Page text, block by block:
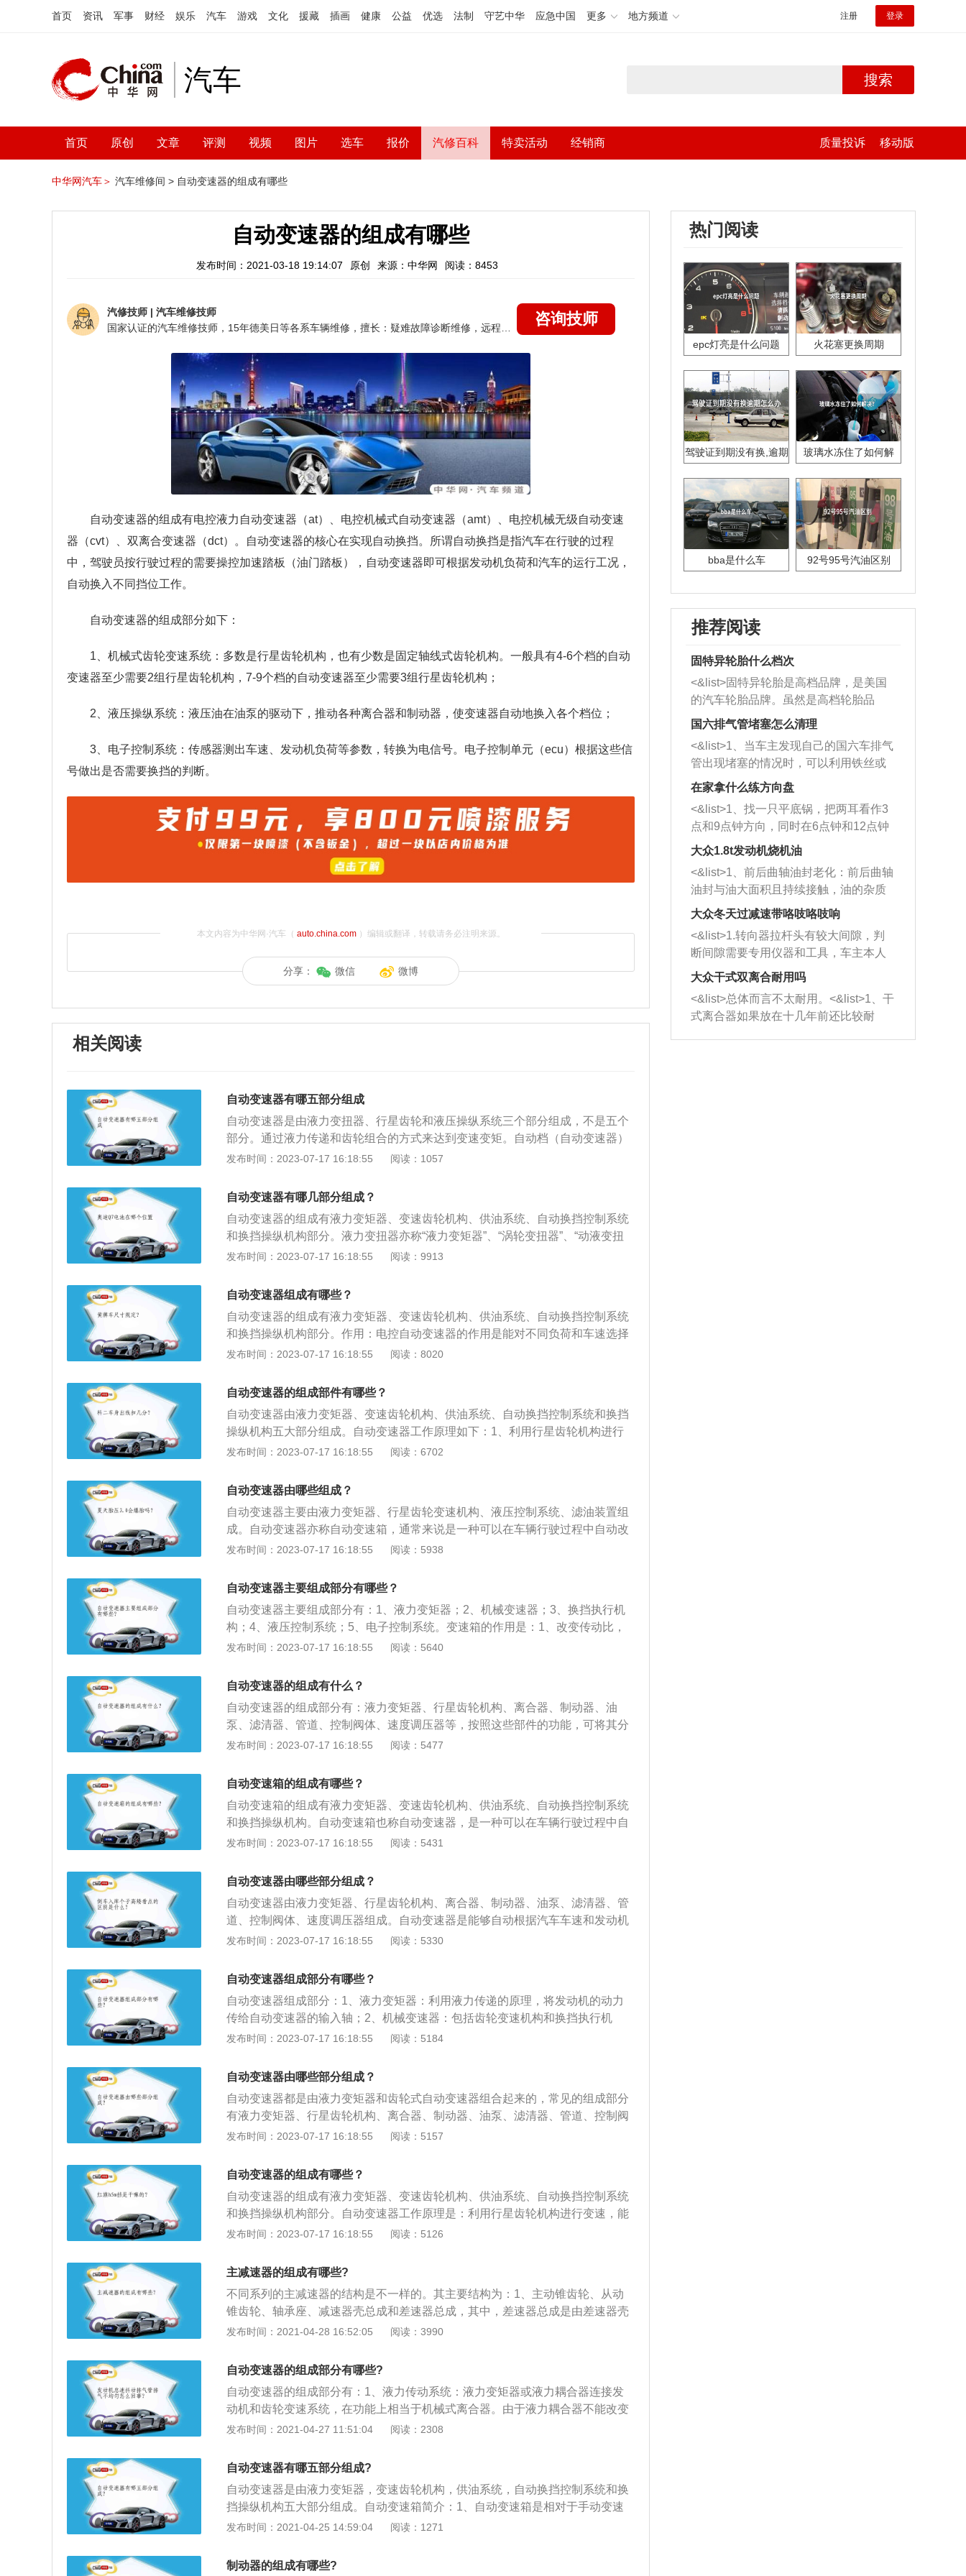
首页 资讯 军事 财经 娱乐 汽车 游戏 文化 援藏 插画 健康 公益 优选 法制 守艺中华 应急中国 更多 地方频道 注册 登录
汽车 搜索
首页 原创 文章 评测 视频 图片 选车 报价 汽修百科 特卖活动 经销商 质量投诉 移动版
中华网汽车＞ 汽车维修间 > 自动变速器的组成有哪些
自动变速器的组成有哪些
发布时间：2021-03-18 19:14:07 原创 来源：中华网 阅读：8453
汽修技师 | 汽车维修技师
咨询技师
自动变速器的组成有电控液力自动变速器（at）、电控机械式自动变速器（amt）、电控机械无级自动变速
器（cvt）、双离合变速器（dct）。自动变速器的核心在实现自动换挡。所谓自动换挡是指汽车在行驶的过程
中，驾驶员按行驶过程的需要操控加速踏板（油门踏板），自动变速器即可根据发动机负荷和汽车的运行工况，
自动换入不同挡位工作。
自动变速器的组成部分如下：
1、机械式齿轮变速系统：多数是行星齿轮机构，也有少数是固定轴线式齿轮机构。一般具有4-6个档的自动
变速器至少需要2组行星齿轮机构，7-9个档的自动变速器至少需要3组行星齿轮机构；
2、液压操纵系统：液压油在油泵的驱动下，推动各种离合器和制动器，使变速器自动地换入各个档位；
3、电子控制系统：传感器测出车速、发动机负荷等参数，转换为电信号。电子控制单元（ecu）根据这些信
号做出是否需要换挡的判断。
本文内容为中华网·汽车（ auto.china.com）编辑或翻译，转载请务必注明来源。
分享： 微信 微博
相关阅读
自动变速器有哪五部分组成
自动变速器是由液力变扭器、行星齿轮和液压操纵系统三个部分组成，不是五个
部分。通过液力传递和齿轮组合的方式来达到变速变矩。自动档（自动变速器）
的汽车，能根据路面状况自动变速变矩，驾驶者可以全神贯地注视路面交通而不
是否正常。自动变速箱油的检查方法与发动机机油不一样，发动机机油在冷车状
态下检查、而变速箱油是需要将油预热到50℃左右，再将挡位杆在各挡位停留2
秒钟后置于停车挡，此时油尺正常油面应位于最高与最低线之间，如不够，应及
时添加相同品质的油品。2.掌握好更换自动变速箱油的周期。自动变速箱内部控
制机构非常精密，配合间隙小，所以大部分厂家建议自动变速箱换油周期一般为
左右，因此对油品的质量要求很高，还必须保持清洁。其次，变速箱油使用时间
长了以后会产生油垢，有可能会形成油泥，会加大各摩擦片和各部件的磨损，而
且还影响系统油压，使动力传递受到影响。脏油中的油泥会使各阀体中阀体的移
油。目前较好的换油方法是动态换油，采用专用的变速箱清洗设备，在变速箱运
高达90以上，保证良好的换油效果。4.自动变速箱润滑油的更换。需要深化保养
设备对旧的自动变速箱润滑油液和其它杂物完全清除，因为49%的自动变速箱润
滑油不可能通过利用大气压力排放出自动变速箱，残余的油液会与油泥、杂质等
聚集在阀体、液压变扭器和冷却管路中，如果不处理干净就会造成系统内部油路
发布时间：2023-07-17 16:18:55 阅读：1057
自动变速器有哪几部分组成？
自动变速器的组成有液力变矩器、变速齿轮机构、供油系统、自动换挡控制系统
和换挡操纵机构部分。液力变扭器亦称“液力变矩器”、“涡轮变扭器”、“动液变扭
器”。液力传动部件的一种。由泵轮、涡轮和导向轮组成。泵轮同主动轴相连，能
之用。涡轮和从动轴相连，能把液体的动能和压头所含的能量由从动轴输出。变
统由各分支供油系统、油泵及辅助装置、压力调节装置等部分组成；自动换挡控
制系统能根据发动机的负荷（节气门开度）和汽车的行驶速度，按照设定的换挡
规律，自动地接通或切断某些换挡离合器和制动器的供油油路，使离合器结合或
挡操纵机构包括手动选择阀的操纵机构和节气门阀的操纵机构等。驾驶员通过自
动变速器的操纵手柄改变阀板内的手动阀位置，控制系统根据手动阀的位置及节
气门开度、车速、控制开关的状态等因素。
发布时间：2023-07-17 16:18:55 阅读：9913
自动变速器组成有哪些？
自动变速器的组成有液力变矩器、变速齿轮机构、供油系统、自动换挡控制系统
和换挡操纵机构部分。作用：电控自动变速器的作用是能对不同负荷和车速选择
合适速比，使发动机工作在相应合适转速。所有换挡由变速器自行完成，驾驶员
构进行变速，能根据油门踏板程度和车速变化，自动地进行变速。自动变速器常
见的型式有：液力自动变速器、机械无级自动变速器、电控机械自动变速器和双
离合器自动变速器，其特点是操作容易、驾驶舒适、能减少驾驶者疲劳。液力自
动变速器是通过液力传动和行星齿轮组合的方式来实现自动变速。
发布时间：2023-07-17 16:18:55 阅读：8020
自动变速器的组成部件有哪些？
自动变速器由液力变矩器、变速齿轮机构、供油系统、自动换挡控制系统和换挡
操纵机构五大部分组成。自动变速器工作原理如下：1、利用行星齿轮机构进行
变速。2、能根据油门踏板程度和车速变化，自动地进行变速。自动变速器的优
能缓冲接合冲击，减轻传动系统负担，有利于延长有关零部件的使用寿命。2、
加，防止大的振动，减少车轮的打滑，使起步容易且更加平稳，提高汽车的通过
性。
发布时间：2023-07-17 16:18:55 阅读：6702
自动变速器由哪些组成？
自动变速器主要由液力变矩器、行星齿轮变速机构、液压控制系统、滤油装置组
成。自动变速器亦称自动变速箱，通常来说是一种可以在车辆行驶过程中自动改
变齿轮传动比的汽车变速器，从而使驾驶员不必手动换档，也用于大型设备铁路
是液力传动的形式之一。液力变矩器，它有一个密闭工作腔，液体在腔内循环流
动，其中泵轮、涡轮和导轮分别与输入轴、输出轴和壳体相连。行星齿轮变速
器：行星齿轮机构由太阳轮、行星轮、行星架、齿圈组成。液压控制系统：液压
控制系统是以电机提供动力为基础，使用液压泵将机械能转化为压力，推动液压
油。通过控制各种阀门改变液压油的流向，从而推动液压缸做出不同行程、不同
心、压力、真空蒸馏、传质等技术方法除去不纯净油中机械杂质、氧化副产物和
水分的过滤装置。滤油机主要用于提高机械及电器用油的清洁度，使其发挥最佳
性能并延长设备的使用寿命。自动变速器的保养和维修：要经常检查自动变速箱
每行驶5万公里，将设备和汽车的电源连接，使用配套的接头将设备和变速器冷
车，逐一更换自动变速器的各个档位，以清除有害的物质，然后借助于设备全面
更换自动变速器油液。
发布时间：2023-07-17 16:18:55 阅读：5938
自动变速器主要组成部分有哪些？
自动变速器主要组成部分有：1、液力变矩器；2、机械变速器；3、换挡执行机
构；4、液压控制系统；5、电子控制系统。变速箱的作用是：1、改变传动比，
满足不同行驶条件对牵引力的需要；2、实现倒车行驶；3、在发动机启动、怠速
的保养方法是：1、定期更换变速箱油；2、经常检查油液位；3、避免空挡滑
行；4、定期清洗变速箱；5、避免强行摘挡；6、缩短怠速热车的时间。
发布时间：2023-07-17 16:18:55 阅读：5640
自动变速器的组成有什么？
自动变速器的组成部分有：液力变矩器、行星齿轮机构、离合器、制动器、油
泵、滤清器、管道、控制阀体、速度调压器等，按照这些部件的功能，可将其分
成液力变矩器、变速齿轮机构、供油系统、自动换挡控制系统和换挡操纵机构五
超越离合器也是行星齿轮变速器的换挡元件之一，其作用和多片式离合器及制动
基本元件，让行星齿轮变速器组成不同传动比的挡位。
发布时间：2023-07-17 16:18:55 阅读：5477
自动变速箱的组成有哪些？
自动变速箱的组成有液力变矩器、变速齿轮机构、供油系统、自动换挡控制系统
和换挡操纵机构。自动变速箱也称自动变速器，是一种可以在车辆行驶过程中自
动改变齿轮传动比的汽车变速器，从而使驾驶员不必手动换挡，也用于大型设备
T)、机械无级自动变速箱(CVT)、电控机械自动变速箱(AMT)和双离合自动变速
箱。变速箱是用来改变来自发动机的转速和转矩的机构，能固定或分挡改变输出
轴和输入轴传动比。
发布时间：2023-07-17 16:18:55 阅读：5431
自动变速器由哪些部分组成？
自动变速器由液力变矩器、行星齿轮机构、离合器、制动器、油泵、滤清器、管
道、控制阀体、速度调压器组成。自动变速器是能够自动根据汽车车速和发动机
转速来进行自动换挡操纵的变速装置。汽自动变速器的保养方法是：1、经常清
3、定期更换变速箱油；4、使用厂家规定级别油品；5、加适量变速箱油；6、使
用优质变速箱油。
发布时间：2023-07-17 16:18:55 阅读：5330
自动变速器组成部分有哪些？
自动变速器组成部分：1、液力变矩器：利用液力传递的原理，将发动机的动力
传给自动变速器的输入轴；2、机械变速器：包括齿轮变速机构和换挡执行机
构，换挡执行机构可以使齿轮变速机构处于不同的挡位，以实现不同传动比；
自动升降挡；4、电子控制系统：为了改善自动变速器的工作性能，增设了电控
系统包括各种传感器和电磁阀，如换挡电磁阀、变矩器锁止电磁阀、强制降挡电
磁阀等，以及驻车和空挡起动开关等辅助控制系统，由电脑根据行驶要求和负荷
来控制换挡，同时还具有电子自诊断功能；5、油冷却系统：将从液力变矩器中
出来的油液冷却后再流至油底壳，以保证变速器的正常工作。
发布时间：2023-07-17 16:18:55 阅读：5184
自动变速器由哪些部分组成？
自动变速器都是由液力变矩器和齿轮式自动变速器组合起来的，常见的组成部分
有液力变矩器、行星齿轮机构、离合器、制动器、油泵、滤清器、管道、控制阀
体、速度调压器等，按照这些部件的功能，可将其分成液力变矩器、变速齿轮机
自动变速器的前端，安装在发动机的飞轮上，其作用与采用手动变速器的汽车中
速器的输入轴，并能根据汽车行驶阻力的变化，在一定范围内自动地、无级地改
变传动比和扭矩比，具有一定的减速增扭功能。
发布时间：2023-07-17 16:18:55 阅读：5157
自动变速器的组成有哪些？
自动变速器的组成有液力变矩器、变速齿轮机构、供油系统、自动换挡控制系统
和换挡操纵机构部分。自动变速器工作原理是：利用行星齿轮机构进行变速，能
根据油门踏板程度和车速变化，自动地进行变速。自动变速器常见的型式有：液
器，其特点是操作容易、驾驶舒适、能减少驾驶者疲劳。液力自动变速器是通过
液力传动和行星齿轮组合的方式来实现自动变速。
发布时间：2023-07-17 16:18:55 阅读：5126
主减速器的组成有哪些?
不同系列的主减速器的结构是不一样的。其主要结构为：1、主动锥齿轮、从动
锥齿轮、轴承座、减速器壳总成和差速器总成，其中，差速器总成是由差速器壳
总成、十字轴、行星齿轮、半轴齿轮、行星齿轮垫片和半轴齿轮垫片构成；2、
承和及圆柱滚子轴承支撑在主减速器壳体上；3、主动锥齿轮前端的花键部分装
有叉形凸缘，凸缘与传动轴的十字万向节相连，从动锥齿轮用螺栓固定在差速器
壳体上，而差速器壳体又通过两个圆锥滚子轴承支撑在主减速器壳体上。
发布时间：2021-04-28 16:52:05 阅读：3990
自动变速器的组成部分有哪些?
自动变速器的组成部分有：1、液力传动系统：液力变矩器或液力耦合器连接发
动机和齿轮变速系统，在功能上相当于机械式离合器。由于液力耦合器不能改变
转矩的大小，且不能使发动机与传动系彻底分离，已基本被淘汰；2、机械式齿
4-6个挡的自动变速器至少需要2组行星齿轮机构，7-9个挡的自动变速器至少需要
3组行星齿轮机构；3、液压操纵系统：液压油在油泵的驱动下，推动各种离合器
和制动器，使变速器自动地换入各个挡位；4、电子控制系统：传感器测出车
速、发动机负荷等参数，转换为电信号。电子控制单元（ECU）根据这些信号做
出是否需要换挡的判断。
发布时间：2021-04-27 11:51:04 阅读：2308
自动变速器有哪五部分组成?
自动变速器是由液力变矩器，变速齿轮机构，供油系统，自动换挡控制系统和换
挡操纵机构五大部分组成。自动变速箱简介：1、自动变速箱是相对于手动变速
箱而出现的一种能够自动根据汽车车速和发动机转速来进行自动换挡操纵的变速
T），机械无级自动变速箱（CVT），电控机械自动变速箱（AMT）和双离合自
发布时间：2021-04-25 14:59:04 阅读：1271
制动器的组成有哪些?
热门阅读
epc灯亮是什么问题 火花塞更换周期
驾驶证到期没有换,逾期
玻璃水冻住了如何解
bba是什么车 92号95号汽油区别
推荐阅读
固特异轮胎什么档次
<&list>固特异轮胎是高档品牌，是美国
的汽车轮胎品牌。虽然是高档轮胎品
牌，但是中高低端的轮胎都有生产，这
也是为了更好的开拓市场。
国六排气管堵塞怎么清理
<&list>1、当车主发现自己的国六车排气
管出现堵塞的情况时，可以利用铁丝或
者是细棍，直接将杂物给取出来，如果
堵塞情况比较严重，也可以采取应急措
施。 <&list>2、直接利用木棍将所有的
杂物推到排气管里面的位置处，然后将
三元催化器拆解开，就可以将堵塞的东
西取出来。但如果是因为积碳过多引起
的堵塞，就需要将三元催化器泡在草酸
洗剂对堵塞的情况得到解决，将清洗剂
放在燃油箱中，与燃油混合后，车辆启
动时，就可以和汽油一起进入到燃烧
室，最后形成废气排出，就可以让三元
催化器得到清洗，排气管堵塞的情况就
能够得到解决。
在家拿什么练方向盘
<&list>1、找一只平底锅，把两耳看作3
点和9点钟方向，同时在6点钟和12点钟
方向做一个标记。 <&list>2、双手握住
一圈半的练习，往右同样也要打相同的
圈数。 <&list>3、最后强调要反复练
习，这样就可以形成肌肉记忆，在真实
驾驶车辆时，不需要记忆也能打好方
向。
大众1.8t发动机烧机油
<&list>1、前后曲轴油封老化：前后曲轴
油封与油大面积且持续接触，油的杂质
和发动机内持续温度变化使其密封效果
逐渐减弱，导致渗油或漏油。<&list>2、
活塞间隙过大：积碳会使活塞环与缸体
的间隙扩大，导致机油流入燃烧室中，
造成烧机油。<&list>3、机油粘度。使用
机油粘度过小的话，同样会有烧机油现
象，机油粘度过小具有很好的流动性，
大众冬天过减速带咯吱咯吱响
<&list>1.转向器拉杆头有较大间隙，判
断间隙需要专用仪器和工具，车主本人
无法制作，需要将车辆送到修理厂或4s
店；<&list>2.车辆半轴套管防尘罩破
裂，破裂后会出现漏油现象，使半轴磨
损严重，磨损的半轴容易损坏，产生异
响；<&list>3.稳定器的转向胶套和球头
大众干式双离合耐用吗
<&list>总体而言不太耐用。<&list>1、干
式离合器如果放在十几年前还比较耐